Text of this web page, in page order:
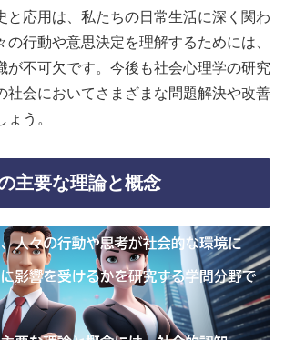
と応用は、私たちの日常生活に深く関わ
の行動や意思決定を理解するためには、
が不可欠です。今後も社会心理学の研究
社会においてさまざまな問題解決や改善
う。
主要な理論と概念